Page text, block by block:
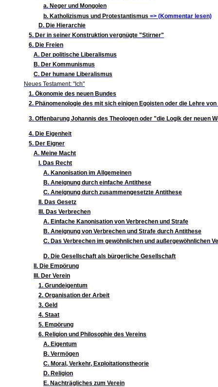
a. Neger und Mongolen
b. Katholizismus und Protestantismus => (Kommentar lesen)
D. Die Hierarchie
5. Der in seiner Konstruktion vergnügte "Stirner"
6. Die Freien
A. Der politische Liberalismus
B. Der Kommunismus
C. Der humane Liberalismus
Neues Testament: "Ich"
1. Ökonomie des neuen Bundes
2. Phänomenologie des mit sich einigen Egoisten oder die Lehre
3. Offenbarung Johannis des Theologen oder "die Logik der neuen
4. Die Eigenheit
5. Der Eigner
A. Meine Macht
I. Das Recht
A. Kanonisation im Allgemeinen
B. Aneignung durch einfache Antithese
C. Aneignung durch zusammengesetzte Antithese
II. Das Gesetz
III. Das Verbrechen
A. Einfache Kanonisation von Verbrechen und Strafe
B. Aneignung von Verbrechen und Strafe durch Antithese
C. Das Verbrechen im gewöhnlichen und außergewöhnlichen
D. Die Gesellschaft als bürgerliche Gesellschaft
II. Die Empörung
III. Der Verein
1. Grundeigentum
2. Organisation der Arbeit
3. Geld
4. Staat
5. Empörung
6. Religion und Philosophie des Vereins
A. Eigentum
B. Vermögen
C. Moral, Verkehr, Exploitationstheorie
D. Religion
E. Nachträgliches zum Verein